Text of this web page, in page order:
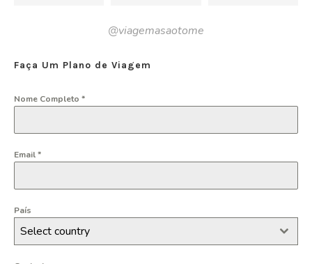
@viagemasaotome
Faça Um Plano de Viagem
Nome Completo *
Email*
País
Select country